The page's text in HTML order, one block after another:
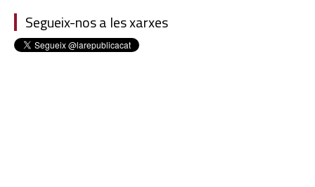
Segueix-nos a les xarxes